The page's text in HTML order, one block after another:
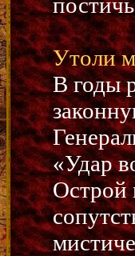
Утоли
В годы
«Удар
Острой